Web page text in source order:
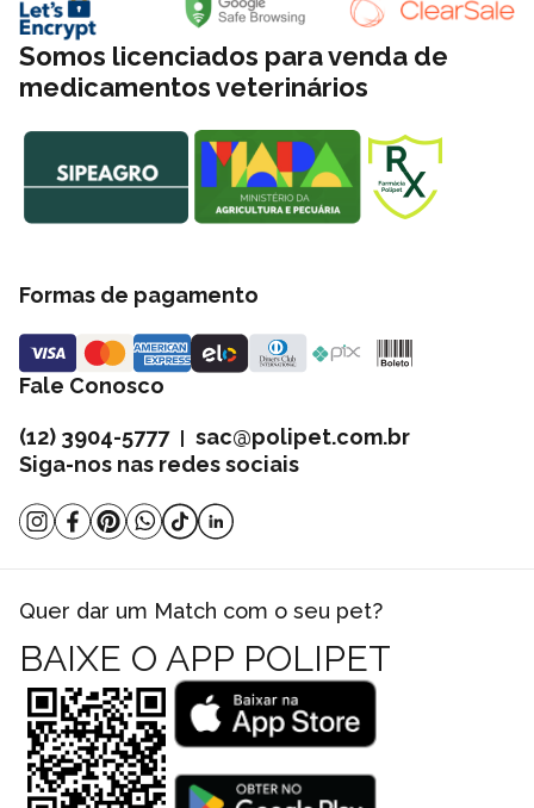
Somos licenciados para venda de
medicamentos veterinários
Formas de pagamento
Fale Conosco
(12) 3904-5777| sac@polipet.com.br
Siga-nos nas redes sociais
Quer dar um Match com o seu pet?
BAIXE O APP POLIPET